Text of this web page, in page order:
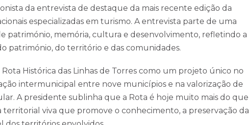
da entrevista de destaque da mais recente edição da
especializadas em turismo. A entrevista parte de uma
património, memória, cultura e desenvolvimento, refletindo a
património, do território e das comunidades.
Histórica das Linhas de Torres como um projeto único no
intermunicipal entre nove municípios e na valorização de
A presidente sublinha que a Rota é hoje muito mais do que
viva que promove o conhecimento, a preservação da